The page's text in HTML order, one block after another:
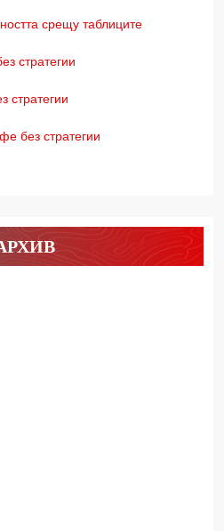
срещу таблиците
стратегии
стратегии
без стратегии